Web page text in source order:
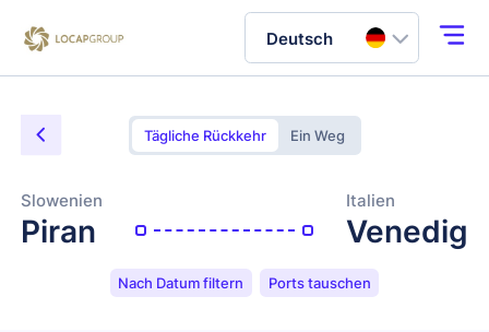
Deutsch
Tägliche Rückkehr Ein Weg
Slowenien
Piran
Italien
Venedig
Nach Datum filtern Ports tauschen